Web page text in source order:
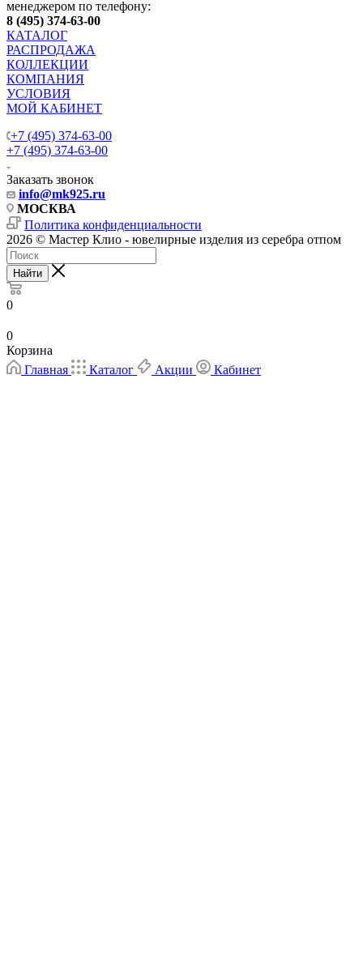
менеджером по телефону:
8 (495) 374-63-00
КАТАЛОГ
РАСПРОДАЖА
КОЛЛЕКЦИИ
КОМПАНИЯ
УСЛОВИЯ
МОЙ КАБИНЕТ
+7 (495) 374-63-00
+7 (495) 374-63-00
Заказать звонок
info@mk925.ru
МОСКВА
Политика конфиденциальности
2026 © Мастер Клио - ювелирные изделия из серебра отпом
Найти
0
0
Корзина
Главная
Каталог Акции Кабинет